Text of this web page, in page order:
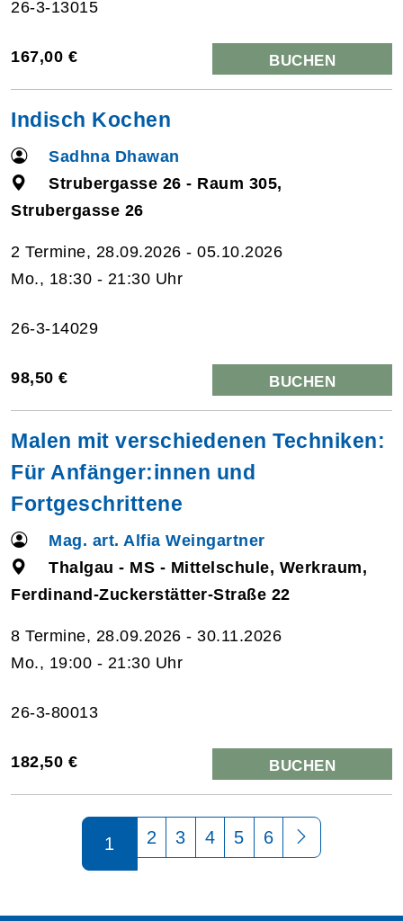
26-3-13015
167,00 € BUCHEN
Indisch Kochen
Sadhna Dhawan
Strubergasse 26 - Raum 305,
Strubergasse 26
2 Termine, 28.09.2026 - 05.10.2026
Mo., 18:30 - 21:30 Uhr
26-3-14029
98,50 € BUCHEN
Malen mit verschiedenen Techniken:
Für Anfänger:innen und
Fortgeschrittene
Mag. art. Alfia Weingartner
Thalgau - MS - Mittelschule, Werkraum,
Ferdinand-Zuckerstätter-Straße 22
8 Termine, 28.09.2026 - 30.11.2026
Mo., 19:00 - 21:30 Uhr
26-3-80013
182,50 € BUCHEN
Seite 1 von 6
1 2 3 4 5 6